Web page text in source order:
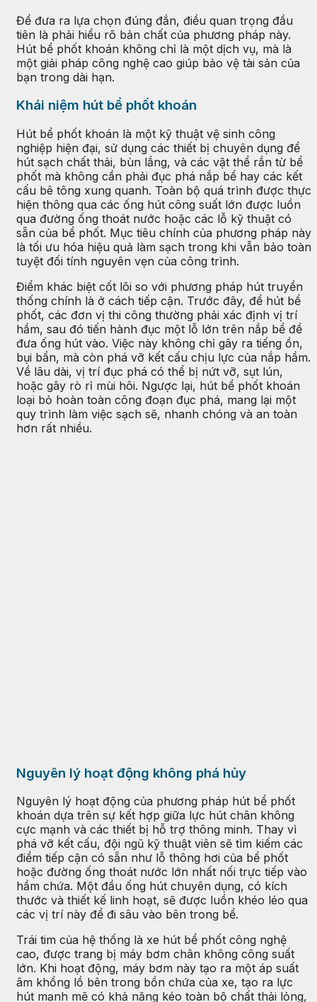
Để đưa ra lựa chọn đúng đắn, điều quan trọng đầu
tiên là phải hiểu rõ bản chất của phương pháp này.
Hút bể phốt khoán không chỉ là một dịch vụ, mà là
một giải pháp công nghệ cao giúp bảo vệ tài sản của
bạn trong dài hạn.
Khái niệm hút bể phốt khoán
Hút bể phốt khoán là một kỹ thuật vệ sinh công
nghiệp hiện đại, sử dụng các thiết bị chuyên dụng để
hút sạch chất thải, bùn lắng, và các vật thể rắn từ bể
phốt mà không cần phải đục phá nắp bể hay các kết
cấu bê tông xung quanh. Toàn bộ quá trình được thực
hiện thông qua các ống hút công suất lớn được luồn
qua đường ống thoát nước hoặc các lỗ kỹ thuật có
sẵn của bể phốt. Mục tiêu chính của phương pháp này
là tối ưu hóa hiệu quả làm sạch trong khi vẫn bảo toàn
tuyệt đối tính nguyên vẹn của công trình.
Điểm khác biệt cốt lõi so với phương pháp hút truyền
thống chính là ở cách tiếp cận. Trước đây, để hút bể
phốt, các đơn vị thi công thường phải xác định vị trí
hầm, sau đó tiến hành đục một lỗ lớn trên nắp bể để
đưa ống hút vào. Việc này không chỉ gây ra tiếng ồn,
bụi bẩn, mà còn phá vỡ kết cấu chịu lực của nắp hầm.
Về lâu dài, vị trí đục phá có thể bị nứt vỡ, sụt lún,
hoặc gây rò rỉ mùi hôi. Ngược lại, hút bể phốt khoán
loại bỏ hoàn toàn công đoạn đục phá, mang lại một
quy trình làm việc sạch sẽ, nhanh chóng và an toàn
hơn rất nhiều.
Nguyên lý hoạt động không phá hủy
Nguyên lý hoạt động của phương pháp hút bể phốt
khoán dựa trên sự kết hợp giữa lực hút chân không
cực mạnh và các thiết bị hỗ trợ thông minh. Thay vì
phá vỡ kết cấu, đội ngũ kỹ thuật viên sẽ tìm kiếm các
điểm tiếp cận có sẵn như lỗ thông hơi của bể phốt
hoặc đường ống thoát nước lớn nhất nối trực tiếp vào
hầm chứa. Một đầu ống hút chuyên dụng, có kích
thước và thiết kế linh hoạt, sẽ được luồn khéo léo qua
các vị trí này để đi sâu vào bên trong bể.
Trái tim của hệ thống là xe hút bể phốt công nghệ
cao, được trang bị máy bơm chân không công suất
lớn. Khi hoạt động, máy bơm này tạo ra một áp suất
âm khổng lồ bên trong bồn chứa của xe, tạo ra lực
hút mạnh mẽ có khả năng kéo toàn bộ chất thải lỏng,